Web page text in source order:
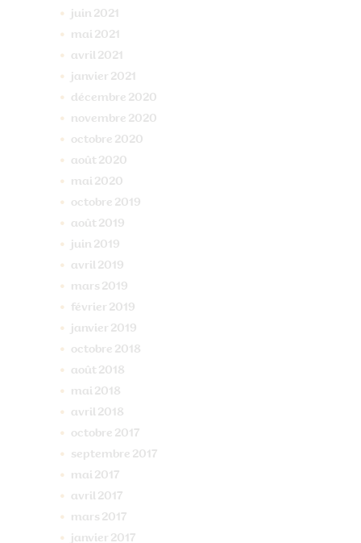
juin 2021
mai 2021
avril 2021
janvier 2021
décembre 2020
novembre 2020
octobre 2020
août 2020
mai 2020
octobre 2019
août 2019
juin 2019
avril 2019
mars 2019
février 2019
janvier 2019
octobre 2018
août 2018
mai 2018
avril 2018
octobre 2017
septembre 2017
mai 2017
avril 2017
mars 2017
janvier 2017